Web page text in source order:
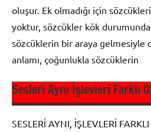
Sözcük
Türleri
oluşur. Ek olmadığı için
yoktur, sözcükler kök
sözcüklerin bir araya gelmesiyle
anlamı, çoğunlukla sözcüklerin
9. Sınıf
Sesleri Aynı İşlevleri Farklı
SESLERİ AYNI, İŞLEVLERİ